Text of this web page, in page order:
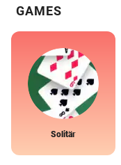
GAMES
Solitär